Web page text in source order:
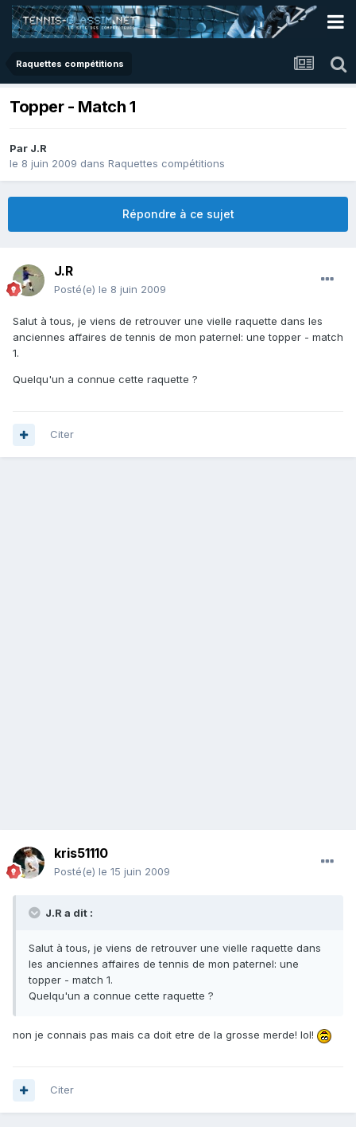
Raquettes compétitions
Topper - Match 1
Par J.R
le 8 juin 2009 dans Raquettes compétitions
Répondre à ce sujet
J.R
Posté(e) le 8 juin 2009
Salut à tous, je viens de retrouver une vielle raquette dans les
anciennes affaires de tennis de mon paternel: une topper - match
1.
Quelqu'un a connue cette raquette ?
Citer
kris51110
Posté(e) le 15 juin 2009
J.R a dit :
Salut à tous, je viens de retrouver une vielle raquette dans
les anciennes affaires de tennis de mon paternel: une
topper - match 1.
Quelqu'un a connue cette raquette ?
non je connais pas mais ca doit etre de la grosse merde! lol!
Citer